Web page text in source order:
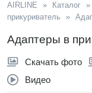
AIRLINE » Каталог »
прикуриватель
»
Адаптеры в
Скачать фото
Видео